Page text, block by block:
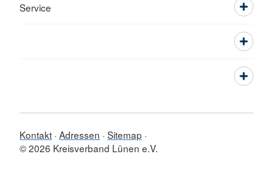
Service
Kontakt Adressen Sitemap
© 2026 Kreisverband Lünen e.V.